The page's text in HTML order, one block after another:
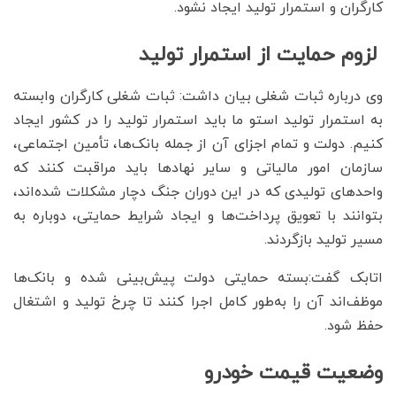
کارگران و استمرار تولید ایجاد نشود.
لزوم حمایت از استمرار تولید
وی درباره ثبات شغلی بیان داشت: ثبات شغلی کارگران وابسته
به استمرار تولید استو ما باید استمرار تولید را در کشور ایجاد
کنیم. دولت و تمام اجزای آن از جمله بانک‌ها، تأمین اجتماعی،
سازمان امور مالیاتی و سایر نهادها باید مراقبت کنند که
واحدهای تولیدی که در این دوران جنگ دچار مشکلات شده‌اند،
بتوانند با تعویق پرداخت‌ها و ایجاد شرایط حمایتی، دوباره به
مسیر تولید بازگردند.
اتابک گفت:بسته حمایتی دولت پیش‌بینی شده و بانک‌ها
موظف‌اند آن را به‌طور کامل اجرا کنند تا چرخ تولید و اشتغال
حفظ شود.
وضعیت قیمت خودرو